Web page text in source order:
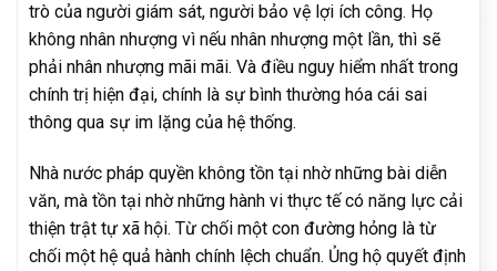
trò của người giám sát, người bảo vệ lợi ích công. Họ
không nhân nhượng vì nếu nhân nhượng một lần, thì sẽ
phải nhân nhượng mãi mãi. Và điều nguy hiểm nhất trong
chính trị hiện đại, chính là sự bình thường hóa cái sai
thông qua sự im lặng của hệ thống.
Nhà nước pháp quyền không tồn tại nhờ những bài diễn
văn, mà tồn tại nhờ những hành vi thực tế có năng lực cải
thiện trật tự xã hội. Từ chối một con đường hỏng là từ
chối một hệ quả hành chính lệch chuẩn. Ủng hộ quyết định